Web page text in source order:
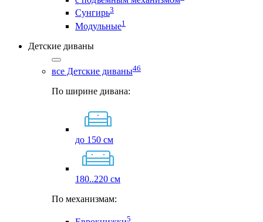
Сунгирь3
Модульные1
Детские диваны
все Детские диваны46
По ширине дивана:
до 150 см
180..220 см
По механизмам:
5